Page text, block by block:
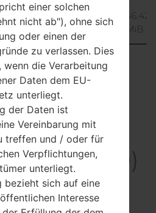
Unknown
56.42
MiB
1 to 2 of 2 entries
1 Next
Bliss
einer solchen
nicht ab"), ohne sich
oder einen der
zu verlassen. Dies
die Verarbeitung
Daten dem EU-
unterliegt.
der Daten ist
Vereinbarung mit
treffen und / oder für
Verpflichtungen,
unterliegt.
bezieht sich auf eine
Interesse